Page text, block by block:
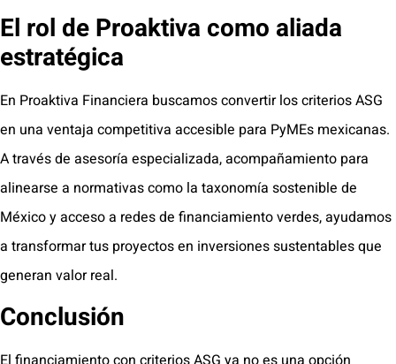
El rol de Proaktiva como aliada
estratégica
En Proaktiva Financiera buscamos convertir los criterios ASG
en una ventaja competitiva accesible para PyMEs mexicanas.
A través de asesoría especializada, acompañamiento para
alinearse a normativas como la taxonomía sostenible de
México y acceso a redes de financiamiento verdes, ayudamos
a transformar tus proyectos en inversiones sustentables que
generan valor real.
Conclusión